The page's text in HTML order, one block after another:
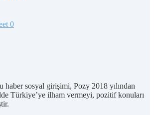
0
haber sosyal girişimi, Pozy 2018 yılından
Türkiye’ye ilham vermeyi, pozitif konuları